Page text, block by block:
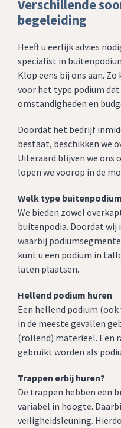
Verschillende
begeleiding
Heeft u eerlijk advies
specialist in
Klop eens bij ons aan.
voor het type podium
omstandigheden en
Doordat het bedrijf
bestaat, beschikken we
Uiteraard blijven we ons
lopen we voorop in de
Welk type
We bieden zowel
buitenpodia. Doordat wij
waarbij
kunt u een podium in
laten plaatsen.
Hellend podium huren
Een hellend podium
in de meeste gevallen
(rollend) materieel. Een
gebruikt worden als
Trappen erbij huren?
De trappen hebben een
variabel in hoogte.
veiligheidsleuning.